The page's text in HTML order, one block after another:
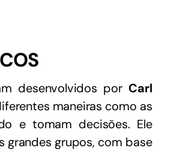
desenvolvidos por Carl
maneiras como as
e tomam decisões. Ele
grupos, com base